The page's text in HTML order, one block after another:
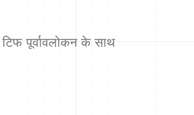
पूर्वावलोकन के साथ